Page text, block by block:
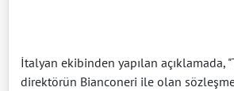
İtalyan ekibinden yapılan açıklamada,
direktörün Bianconeri ile olan